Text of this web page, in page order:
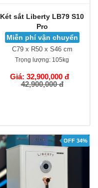
Két sắt Liberty LB79 S10
Pro
Miễn phí vận chuyển
C79 x R50 x S46 cm
Trọng lượng: 105kg
Giá: 32,900,000 đ
42,900,000 đ
OFF 34%